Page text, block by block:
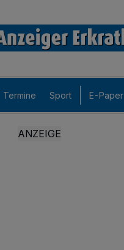
Termine Sport E-Paper